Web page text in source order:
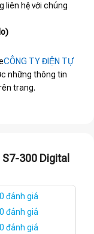
liên hệ với chúng
CÔNG TY ĐIỆN TỰ
những thông tin
trang.
300 Digital
0 đánh giá
0 đánh giá
0 đánh giá